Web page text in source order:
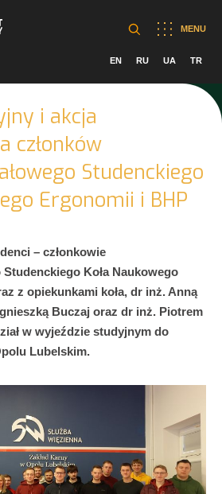
MENU
EN RU UA TR
i akcja
członków
Studenckiego
Ergonomii i BHP
– członkowie
Koła Naukowego
z opiekunkami koła, dr inż. Anną
Buczaj oraz dr inż. Piotrem
w wyjeździe studyjnym do
Lubelskim.